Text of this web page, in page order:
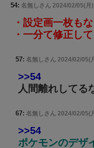
54: 名無しさん 2024/02/05(月
・設定画一枚も
・一分て修正し
57: 名無しさん 2024/02/05(
>>54
人間離れしてる
67: 名無しさん 2024/02/05(
>>54
ポケモンのデザ